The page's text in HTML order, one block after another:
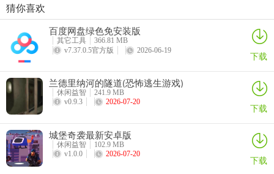
次降低,所以我们在打鱼过程中,尤其是针对大鱼要选择迎面而来的鱼,
还要瞄准他们的头部.
一炮多鱼获利最多
多的鱼,在实际游戏中这种操作方法就是将炮弹射入鱼群当中去,尤其是
当很多鱼交错相会的时候是最佳时机,当他们汇集到一起的时候炮弹往
往会对很多条鱼造成伤害,这时就有很大的可能一炮捕获多条鱼,如果运
气再好一点还能打下大鱼.
借力捕鱼,补射获利
挖个金矿最新安卓版
详情
全民消箭头(箭头消除领红包)
详情
菇菇种植日记
大雄生化危机复刻(哆啦A梦冒险游戏)
猜你喜欢
百度网盘绿色免安装版
其它工具
366.81 MB
v7.37.0.5官方版
2026-06-19 下载
兰德里纳河的隧道(恐怖逃生游戏)
休闲益智
241.9 MB
v0.9.3
2026-07-20 下载
城堡奇袭最新安卓版
休闲益智
102.9 MB
v1.0.0
2026-07-20 下载